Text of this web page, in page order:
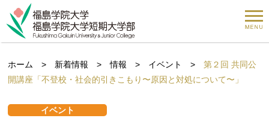
ホーム > 新着情報 >情報 > イベント >第２回 共同公
開講座「不登校・社会的引きこもり〜原因と対処について〜」
イベント